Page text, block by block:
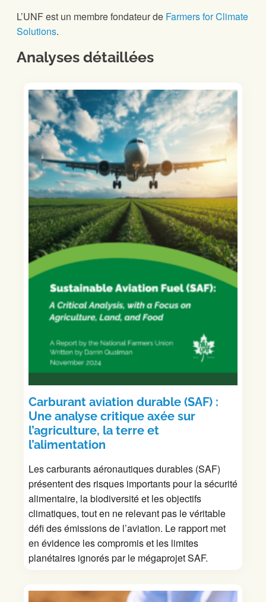
L’UNF est un membre fondateur de Farmers for Climate
Solutions.
Analyses détaillées
Carburant aviation durable (SAF) :
Une analyse critique axée sur
l’agriculture, la terre et
l’alimentation
Les carburants aéronautiques durables (SAF)
présentent des risques importants pour la sécurité
alimentaire, la biodiversité et les objectifs
climatiques, tout en ne relevant pas le véritable
défi des émissions de l’aviation. Le rapport met
en évidence les compromis et les limites
planétaires ignorés par le mégaprojet SAF.